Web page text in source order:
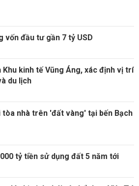
vốn đầu tư gần 7 tỷ USD
kinh tế Vũng Áng, xác định vị trí
du lịch
nhà trên 'đất vàng' tại bến Bạch
tỷ tiền sử dụng đất 5 năm tới